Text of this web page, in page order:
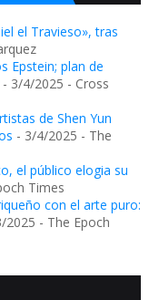
el Travieso», tras
Epstein; plan de
- 3/4/2025 - Cross
de Shen Yun
- 3/4/2025 - The
el público elogia su
Times
con el arte puro:
2025 - The Epoch